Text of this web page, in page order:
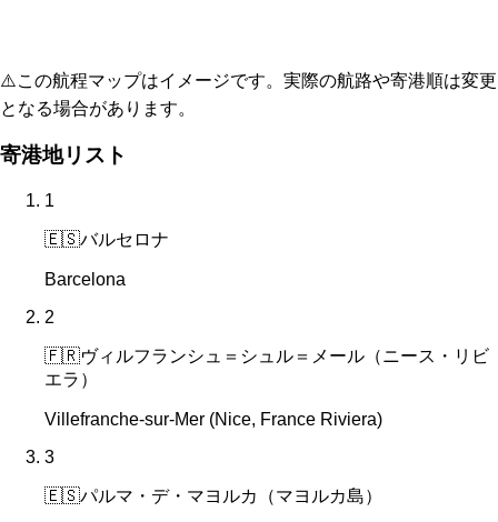
⚠️この航程マップはイメージです。実際の航路や寄港順は変更
となる場合があります。
寄港地リスト
1
🇪🇸バルセロナ
Barcelona
2
🇫🇷ヴィルフランシュ＝シュル＝メール（ニース・リビ
エラ）
Villefranche-sur-Mer (Nice, France Riviera)
3
🇪🇸パルマ・デ・マヨルカ（マヨルカ島）